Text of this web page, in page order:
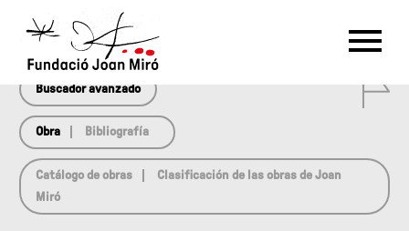
CAT
RU
中文
NL
PT
Buscador avanzado
Obra Bibliografía
Catálogo de obras
Clasificación de las obras de Joan
Miró